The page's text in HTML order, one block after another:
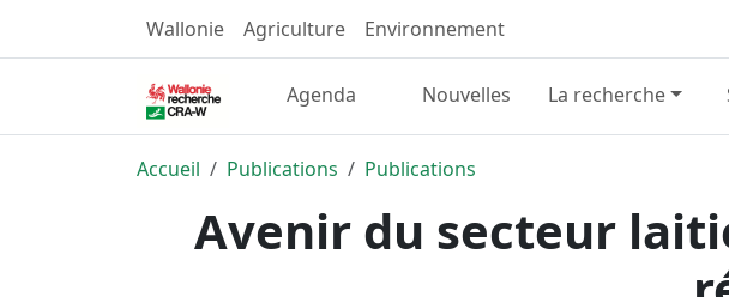
Wallonie Agriculture Environnement
Agenda Nouvelles La recherche
Accueil Publications Publications
Avenir du secteur